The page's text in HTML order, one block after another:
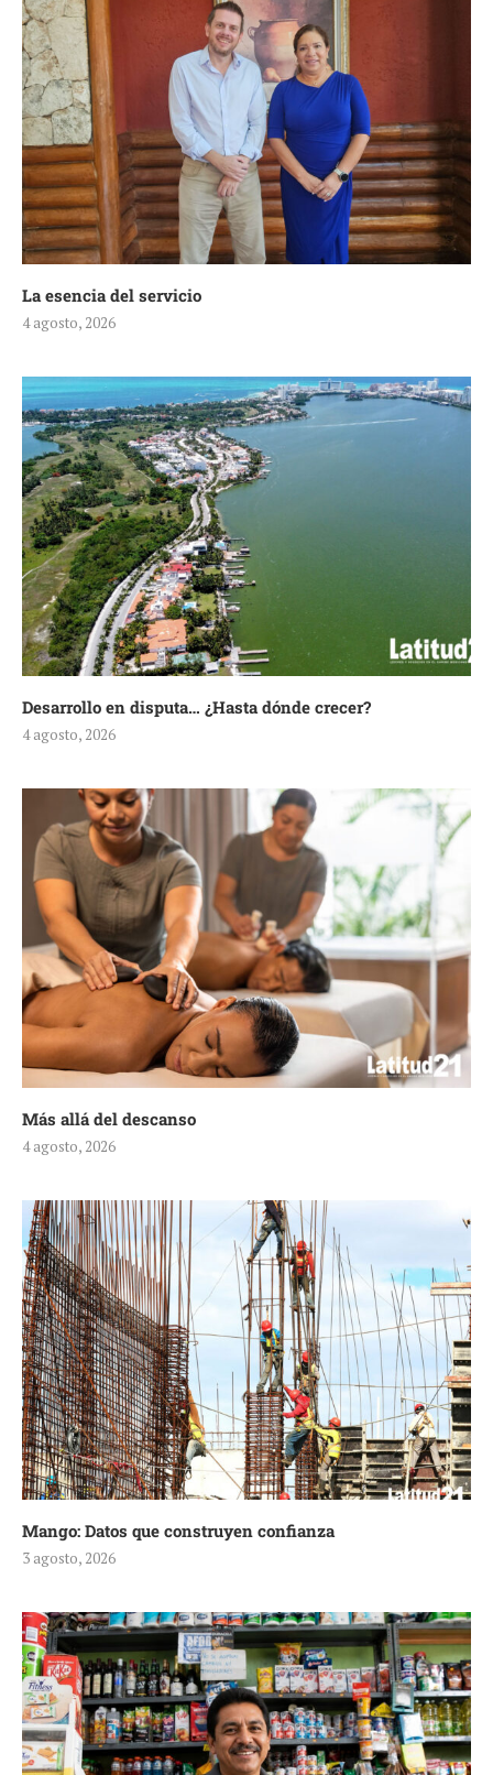
La esencia del servicio
4 agosto, 2026
Desarrollo en disputa… ¿Hasta dónde crecer?
4 agosto, 2026
Más allá del descanso
4 agosto, 2026
Mango: Datos que construyen confianza
3 agosto, 2026